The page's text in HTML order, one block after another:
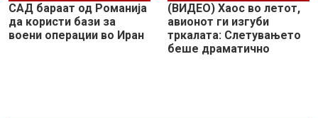
САД бараат од Романија
да користи бази за
воени операции во Иран
(ВИДЕО) Хаос во летот,
авионот ги изгуби
тркалата: Слетувањето
беше драматично